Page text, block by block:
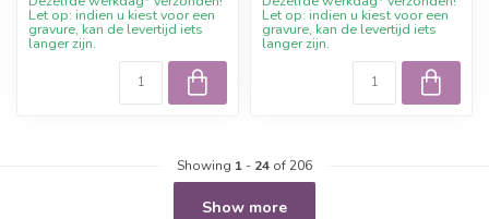
Let op: indien u kiest voor een
gravure, kan de levertijd iets
langer zijn.
Let op: indien u kiest voor een
gravure, kan de levertijd iets
langer zijn.
Showing 1 - 24 of 206
Show more